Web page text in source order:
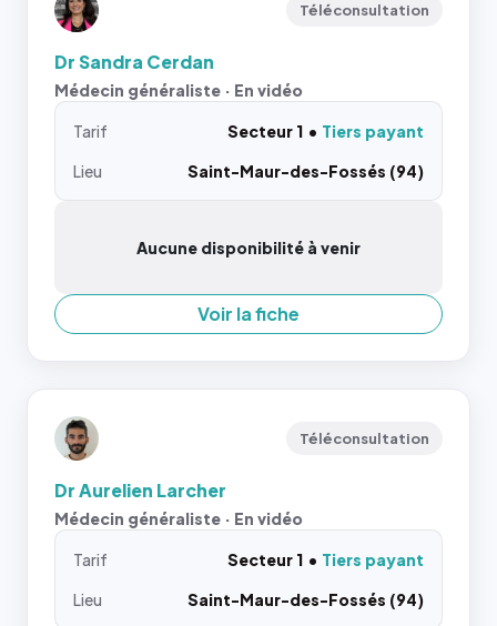
Téléconsultation
Dr Sandra Cerdan
Médecin généraliste · En vidéo
Tarif Secteur 1
Tiers payant
Lieu
Saint-Maur-des-Fossés (94)
Aucune disponibilité à venir
Voir la fiche
Téléconsultation
Dr Aurelien Larcher
Médecin généraliste · En vidéo
Tarif Secteur 1
Tiers payant
Lieu
Saint-Maur-des-Fossés (94)